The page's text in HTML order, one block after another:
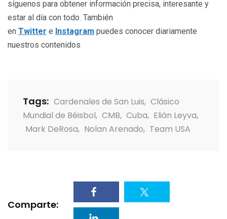
síguenos para obtener información precisa, interesante y
estar al día con todo. También
en Twitter e Instagram puedes conocer diariamente
nuestros contenidos
Tags: Cardenales de San Luis, Clásico
Mundial de Béisbol, CMB, Cuba, Elián Leyva,
Mark DeRosa, Nolan Arenado, Team USA
Comparte: